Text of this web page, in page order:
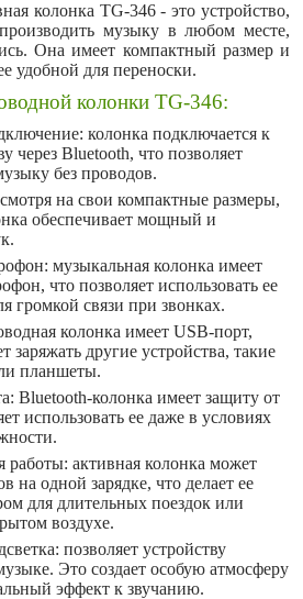
колонка TG-346 - это устройство,
музыку в любом месте,
Она имеет компактный размер и
удобной для переноски.
колонки TG-346:
колонка подключается к
через Bluetooth, что позволяет
без проводов.
на свои компактные размеры,
обеспечивает мощный и
музыкальная колонка имеет
что позволяет использовать ее
громкой связи при звонках.
колонка имеет USB-порт,
заряжать другие устройства, такие
планшеты.
Bluetooth-колонка имеет защиту от
использовать ее даже в условиях
работы: активная колонка может
на одной зарядке, что делает ее
для длительных поездок или
воздухе.
позволяет устройству
Это создает особую атмосферу
эффект к звучанию.